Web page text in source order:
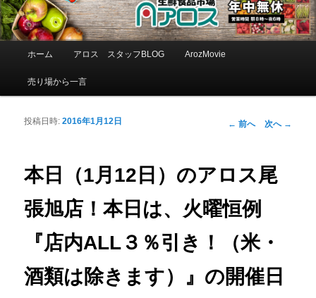
メインコンテンツへ移動
サブコンテンツへ移動
ホーム アロス スタッフBLOG ArozMovie
売り場から一言
投稿ナビゲーシ
← 前へ 次へ →
本日（1月12日）のアロス尾
張旭店！本日は、火曜恒例
『店内ALL３％引き！（米・
酒類は除きます）』の開催日
投稿日時:2016年1月12日